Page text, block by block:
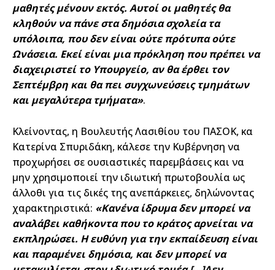
μαθητές μένουν εκτός. Αυτοί οι μαθητές θα
κληθούν να πάνε στα δημόσια σχολεία τα
υπόλοιπα, που δεν είναι ούτε πρότυπα ούτε
Ωνάσεια. Εκεί είναι μια πρόκληση που πρέπει να
διαχειριστεί το Υπουργείο, αν θα έρθει τον
Σεπτέμβρη και θα πει συγχωνεύσεις τμημάτων
και μεγαλύτερα τμήματα».
Κλείνοντας, η Βουλευτής Λασιθίου του ΠΑΣΟΚ, κα
Κατερίνα Σπυριδάκη, κάλεσε την Κυβέρνηση να
προχωρήσει σε ουσιαστικές παρεμβάσεις και να
μην χρησιμοποιεί την ιδιωτική πρωτοβουλία ως
άλλοθι για τις δικές της ανεπάρκειες, δηλώνοντας
χαρακτηριστικά: «Κανένα ίδρυμα δεν μπορεί να
αναλάβει καθήκοντα που το κράτος αρνείται να
εκπληρώσει. Η ευθύνη για την εκπαίδευση είναι
και παραμένει δημόσια, και δεν μπορεί να